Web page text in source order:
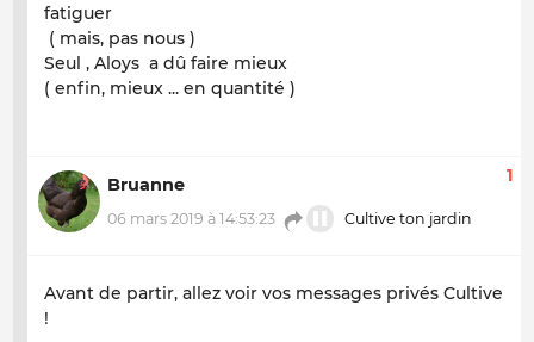
fatiguer
( mais, pas nous )
Seul , Aloys a dû faire mieux
( enfin, mieux ... en quantité )
Bruanne
06 mars 2019 à 14:53:23 Cultive ton jardin
1
Avant de partir, allez voir vos messages privés Cultive
!